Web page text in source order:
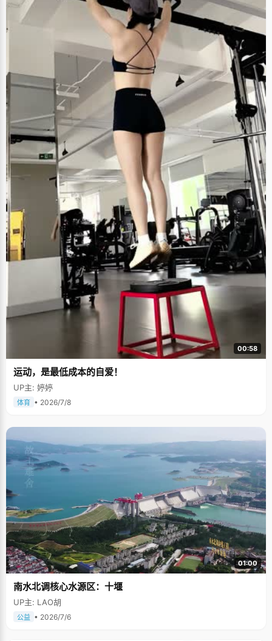
00:58
运动，是最低成本的自爱！
UP主: 婷婷
体育 • 2026/7/8
01:00
南水北调核心水源区：十堰
UP主: LAO胡
公益 • 2026/7/6